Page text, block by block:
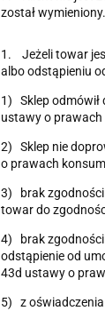
został wymieniony.
1. Jeżeli towar
albo odstąpieniu
1) Sklep odmówił
ustawy o
2) Sklep nie
o prawach
3) brak zgodności
towar do
4) brak zgodności
odstąpienie od
43d ustawy o
5) z oświadczenia